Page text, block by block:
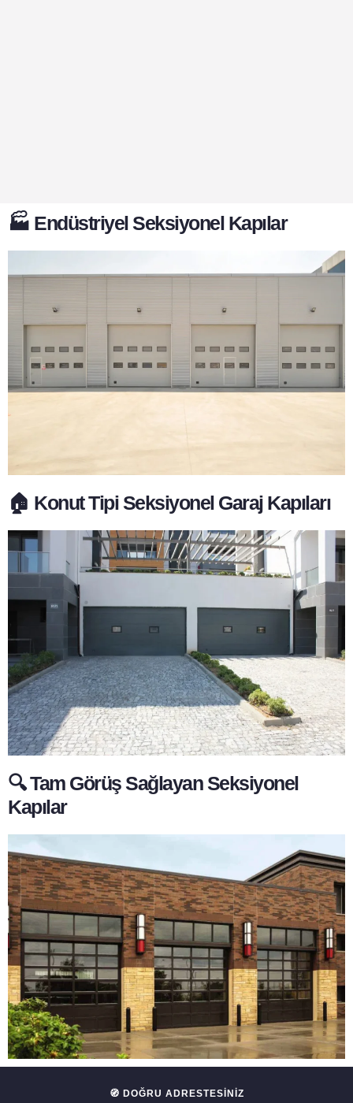
🏭 Endüstriyel Seksiyonel Kapılar
🏠 Konut Tipi Seksiyonel Garaj Kapıları
🔍 Tam Görüş Sağlayan Seksiyonel
Kapılar
🧭 DOĞRU ADRESTESINIZ